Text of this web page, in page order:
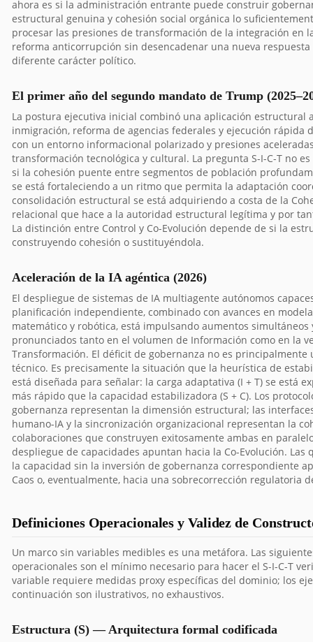
ahora es si la administración entrante puede construir
estructural genuina y cohesión social orgánica lo
procesar las presiones de transformación de la integración en
reforma anticorrupción sin desencadenar una nueva respuesta
diferente carácter político.
El primer año del segundo mandato de Trump
La postura ejecutiva inicial combinó una aplicación estructural
inmigración, reforma de agencias federales y ejecución rápida
con un entorno informacional polarizado y presiones
transformación tecnológica y cultural. La pregunta S-I-C-T no
si la cohesión puente entre segmentos de población
se está fortaleciendo a un ritmo que permita la adaptación
consolidación estructural se está adquiriendo a costa de la
relacional que hace a la autoridad estructural legítima y por
La distinción entre Control y Co-Evolución depende de si la
construyendo cohesión o sustituyéndola.
Aceleración de la IA agéntica (2026)
El despliegue de sistemas de IA multiagente autónomos
planificación independiente, combinado con avances en
matemático y robótica, está impulsando aumentos simultáneos
pronunciados tanto en el volumen de Información como en la
Transformación. El déficit de gobernanza no es principalmente
técnico. Es precisamente la situación que la heurística de
está diseñada para señalar: la carga adaptativa (I + T) se está
más rápido que la capacidad estabilizadora (S + C). Los
gobernanza representan la dimensión estructural; las
humano-IA y la sincronización organizacional representan la
colaboraciones que construyen exitosamente ambas en
despliegue de capacidades apuntan hacia la Co-Evolución. Las
la capacidad sin la inversión de gobernanza correspondiente
Caos o, eventualmente, hacia una sobrecorrección regulatoria
Definiciones Operacionales y Validez de
Un marco sin variables medibles es una metáfora. Las
operacionales son el mínimo necesario para hacer el S-I-C-T
variable requiere medidas proxy específicas del dominio; los
continuación son ilustrativos, no exhaustivos.
Estructura (S) — Arquitectura formal codificada